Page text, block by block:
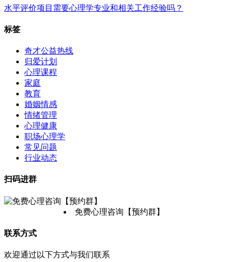
水平评价项目需要心理学专业和相关工作经验吗？
标签
奇才公益热线
归爱计划
心理课程
家庭
教育
婚姻情感
情绪管理
心理健康
职场心理学
常见问题
行业动态
扫码进群
免费心理咨询【预约群】
联系方式
欢迎通过以下方式与我们联系